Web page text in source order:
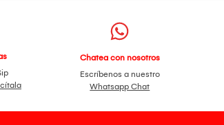
Chatea con nosotros
Escríbenos a nuestro
Whatsapp Chat